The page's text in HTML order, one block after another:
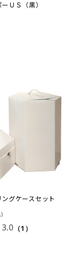
ＵＳ（黒）
グケースセット
3.0 （1）